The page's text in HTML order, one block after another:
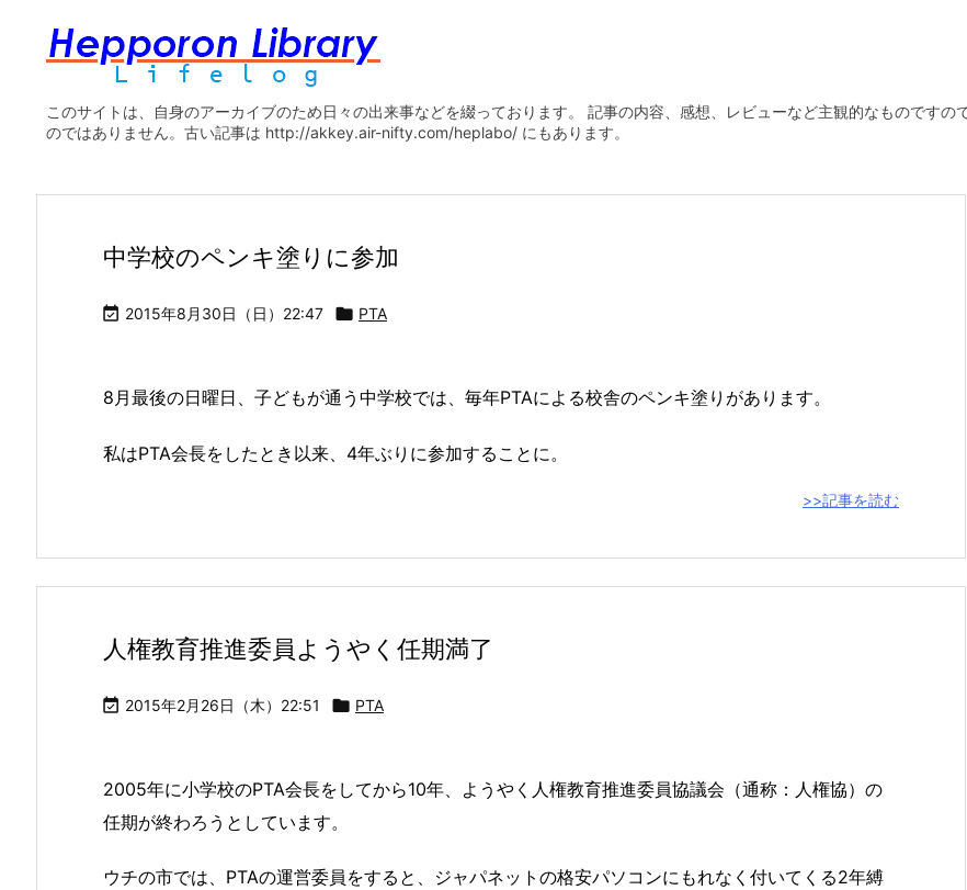
このサイトは、自身のアーカイブのため日々の出来事などを綴っております。 記事の内容、感想、レビューなど主観的なものです
のではありません。古い記事は http://akkey.air-nifty.com/heplabo/ にもあります。
中学校のペンキ塗りに参加
 2015年8月30日（日）22:47  PTA
8月最後の日曜日、子どもが通う中学校では、毎年PTAによる校舎のペンキ塗りがあります。
私はPTA会長をしたとき以来、4年ぶりに参加することに。
>>記事を読む
人権教育推進委員ようやく任期満了
 2015年2月26日（木）22:51  PTA
2005年に小学校のPTA会長をしてから10年、ようやく人権教育推進委員協議会（通称：人権協）の
任期が終わろうとしています。
ウチの市では、PTAの運営委員をすると、ジャパネットの格安パソコンにもれなく付いてくる2年縛